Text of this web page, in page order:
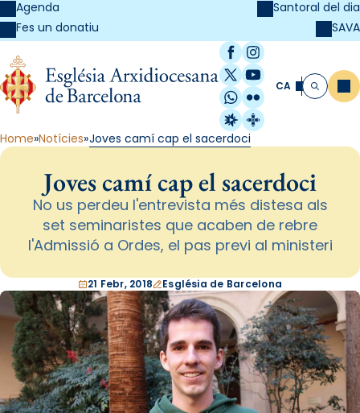
Agenda
Fes un donatiu
Santoral del dia
SAVA
Facebook
Instagram
X / Twitter
YouTube
WhatsApp
Flickr
Radio Estel
Catalunya
CA Cerca
Home Notícies Joves camí cap el sacerdoci
Joves camí cap el sacerdoci
No us perdeu l'entrevista més distesa als
set seminaristes que acaben de rebre
l'Admissió a Ordes, el pas previ al ministeri
21 Febr, 2018 Església de Barcelona